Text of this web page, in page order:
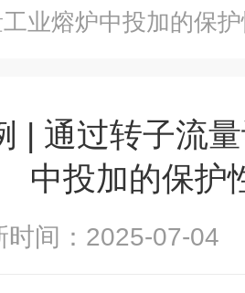
业熔炉中投加的保
| 通过转子流
中投加的保护
时间：2025-07-